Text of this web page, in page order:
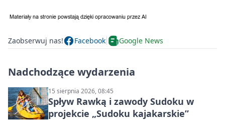
Zaobserwuj nas! Facebook Google News
Nadchodzące wydarzenia
15 sierpnia 2026, 08:45
Spływ Rawką i zawody Sudoku w
projekcie „Sudoku kajakarskie”